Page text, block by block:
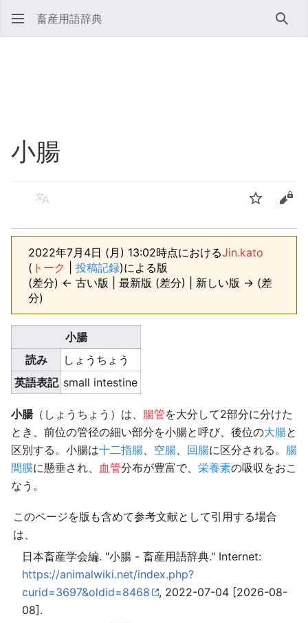
畜産用語辞典 検索
小腸
言語 ウォッチソ
2022年7月4日 (月) 13:02時点におけるJin.kato
( トーク 投稿記録)による版
(差分) ← 古い版 | 最新版 (差分) | 新しい版 → (差
分)
小腸
読み
しょうちょう
英語表記 small intestine
小腸（しょうちょう）は、 腸管を大分して2部分に分けた
とき、前位の管径の細い部分を小腸と呼び、後位の大腸と
区別する。小腸は十二指腸、 空腸、 回腸に区分される。 腸
間膜に懸垂され、 血管分布が豊富で、 栄養素の吸収をおこ
なう。
このページを版も含めて参考文献として引用する場合
は、
日本畜産学会編. "小腸 - 畜産用語辞典." Internet:
https://animalwiki.net/index.php?
curid=3697&oldid=8468
, 2022-07-04 [2026-08-
08].